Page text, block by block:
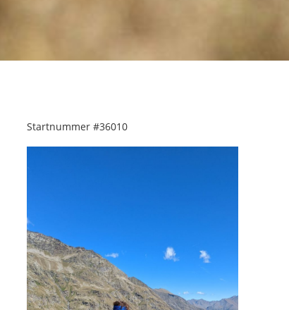
Startnummer #36010